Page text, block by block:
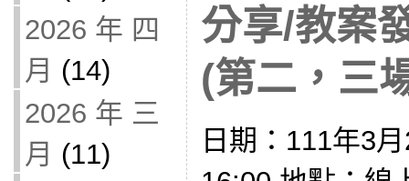
2026 年 四
月 (14)
2026 年 三
月 (11)
分享/教案
(第二，三
日期：111年3